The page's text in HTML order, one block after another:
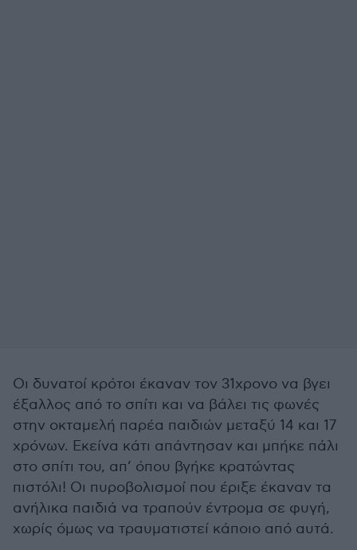
Οι δυνατοί κρότοι έκαναν τον 31χρονο να βγει
έξαλλος από το σπίτι και να βάλει τις φωνές
στην οκταμελή παρέα παιδιών μεταξύ 14 και 17
χρόνων. Εκείνα κάτι απάντησαν και μπήκε πάλι
στο σπίτι του, απ’ όπου βγήκε κρατώντας
πιστόλι! Οι πυροβολισμοί που έριξε έκαναν τα
ανήλικα παιδιά να τραπούν έντρομα σε φυγή,
χωρίς όμως να τραυματιστεί κάποιο από αυτά.